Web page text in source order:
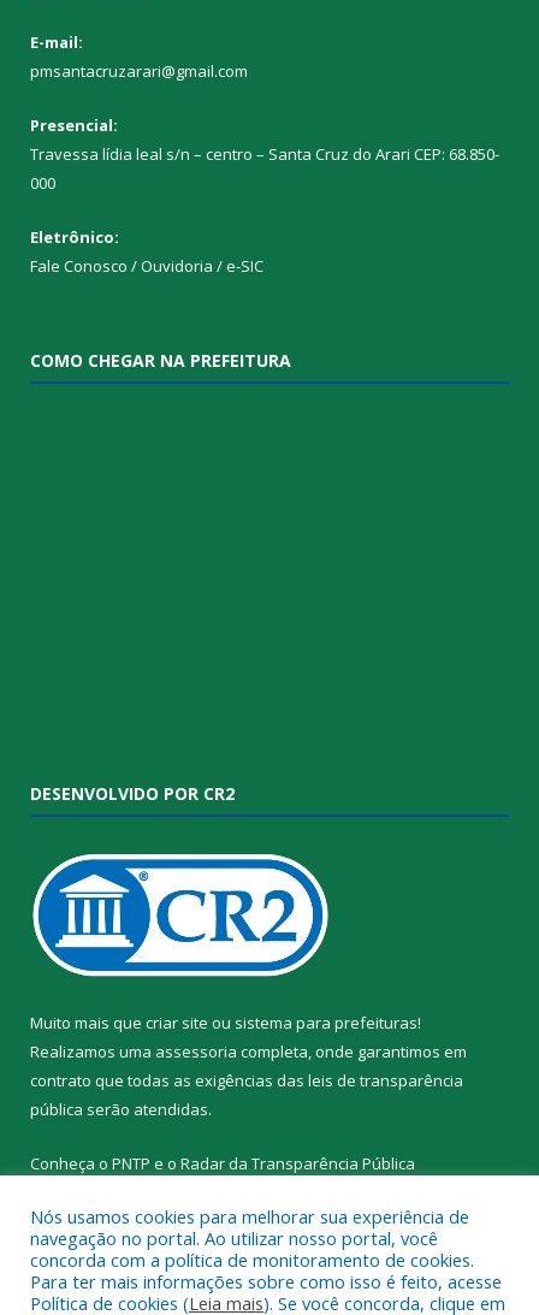
E-mail:
pmsantacruzarari@gmail.com
Presencial:
Travessa lídia leal s/n – centro – Santa Cruz do Arari CEP: 68.850-
000
Eletrônico:
Fale Conosco / Ouvidoria / e-SIC
COMO CHEGAR NA PREFEITURA
DESENVOLVIDO POR CR2
Muito mais que criar site ou sistema para prefeituras!
Realizamos uma assessoria completa, onde garantimos em
contrato que todas as exigências das leis de transparência
pública serão atendidas.
Conheça o PNTP e o Radar da Transparência Pública
Todos os direitos reservados a Prefeitura Municipal de Santa
Nós usamos cookies para melhorar sua experiência de
navegação no portal. Ao utilizar nosso portal, você
concorda com a política de monitoramento de cookies.
Para ter mais informações sobre como isso é feito, acesse
Política de cookies (Leia mais). Se você concorda, clique em